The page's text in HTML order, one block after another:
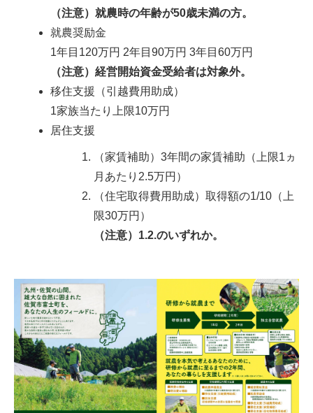
（注意）就農時の年齢が50歳未満の方。
就農奨励金
1年目120万円 2年目90万円 3年目60万円
（注意）経営開始資金受給者は対象外。
移住支援（引越費用助成）
1家族当たり上限10万円
居住支援
（家賃補助）3年間の家賃補助（上限1ヵ
月あたり2.5万円）
（住宅取得費用助成）取得額の1/10（上
限30万円）
（注意）1.2.のいずれか。